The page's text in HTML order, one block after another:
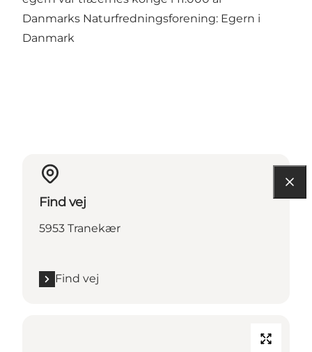
Danmarks Naturfredningsforening: Egern i
Danmark
Find vej
5953 Tranekær
Find vej